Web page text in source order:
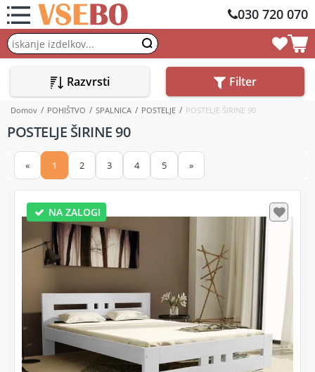
030 720 070
Razvrsti Filter
Domov POHIŠTVO SPALNICA POSTELJE POSTELJE ŠIRINE 90
POSTELJE ŠIRINE 90
« 1 2 3 4 5 »
NA ZALOGI